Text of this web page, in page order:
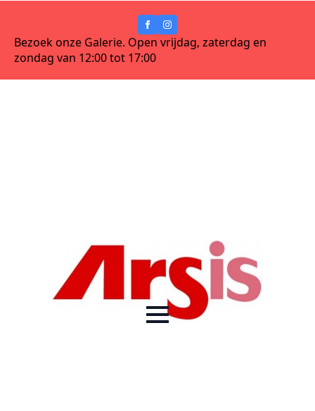
Bezoek onze Galerie. Open vrijdag, zaterdag en
zondag van 12:00 tot 17:00